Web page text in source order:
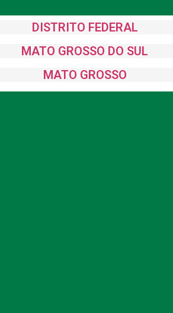
DISTRITO FEDERAL
MATO GROSSO DO SUL
MATO GROSSO